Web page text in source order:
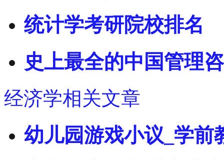
统计学考研院校排名
史上最全的中国管理
经济学相关文章
幼儿园游戏小议_学前